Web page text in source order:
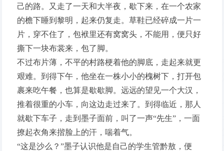
己的路。又走了一天和大半夜，歇下来，在一个农家
的檐下睡到黎明，起来仍复走。草鞋已经碎成一片一
片，穿不住了，包袱里还有窝窝头，不能用，便只好
撕下一块布裳来，包了脚。
不过布片薄，不平的村路梗着他的脚底，走起来就更
艰难。到得下午，他坐在一株小小的槐树下，打开包
裹来吃午餐，也算是歇歇脚。远远的望见一个大汉，
推着很重的小车，向这边走过来了。到得临近，那人
就歇下车子，走到墨子面前，叫了一声“先生”，一面
撩起衣角来揩脸上的汗，喘着气。
“这是沙么？”墨子认识他是自己的学生管黔敖，便